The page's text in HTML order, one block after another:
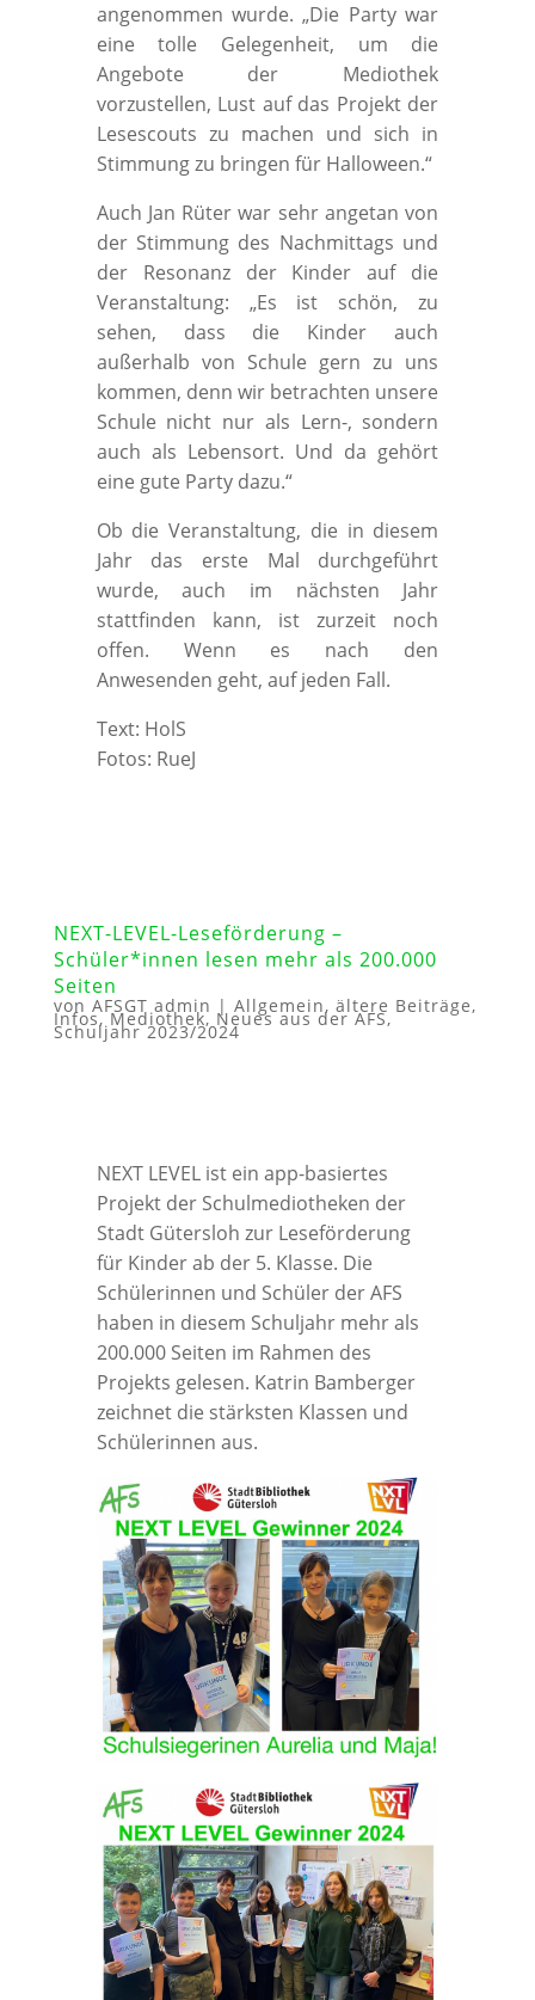
angenommen wurde. „Die Party war
eine tolle Gelegenheit, um die
Angebote der Mediothek
vorzustellen, Lust auf das Projekt der
Lesescouts zu machen und sich in
Stimmung zu bringen für Halloween.“
Auch Jan Rüter war sehr angetan von
der Stimmung des Nachmittags und
der Resonanz der Kinder auf die
Veranstaltung: „Es ist schön, zu
sehen, dass die Kinder auch
außerhalb von Schule gern zu uns
kommen, denn wir betrachten unsere
Schule nicht nur als Lern-, sondern
auch als Lebensort. Und da gehört
eine gute Party dazu.“
Ob die Veranstaltung, die in diesem
Jahr das erste Mal durchgeführt
wurde, auch im nächsten Jahr
stattfinden kann, ist zurzeit noch
offen. Wenn es nach den
Anwesenden geht, auf jeden Fall.
Text: HolS
Fotos: RueJ
NEXT-LEVEL-Leseförderung –
Schüler*innen lesen mehr als 200.000
Seiten
von AFSGT admin | Allgemein, ältere Beiträge,
Infos,Mediothek, Neues aus der AFS,
Schuljahr 2023/2024
NEXT LEVEL ist ein app-basiertes
Projekt der Schulmediotheken der
Stadt Gütersloh zur Leseförderung
für Kinder ab der 5. Klasse. Die
Schülerinnen und Schüler der AFS
haben in diesem Schuljahr mehr als
200.000 Seiten im Rahmen des
Projekts gelesen. Katrin Bamberger
zeichnet die stärksten Klassen und
Schülerinnen aus.